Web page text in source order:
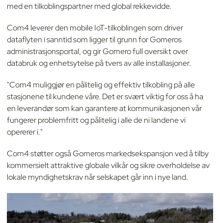
med en tilkoblingspartner med global rekkevidde.
Com4 leverer den mobile IoT-tilkoblingen som driver
dataflyten i sanntid som ligger til grunn for Gomeros
administrasjonsportal, og gir Gomero full oversikt over
databruk og enhetsytelse på tvers av alle installasjoner.
"Com4 muliggjør en pålitelig og effektiv tilkobling på alle
stasjonene til kundene våre. Det er svært viktig for oss å ha
en leverandør som kan garantere at kommunikasjonen vår
fungerer problemfritt og pålitelig i alle de ni landene vi
opererer i."
Com4 støtter også Gomeros markedsekspansjon ved å tilby
kommersielt attraktive globale vilkår og sikre overholdelse av
lokale myndighetskrav når selskapet går inn i nye land.